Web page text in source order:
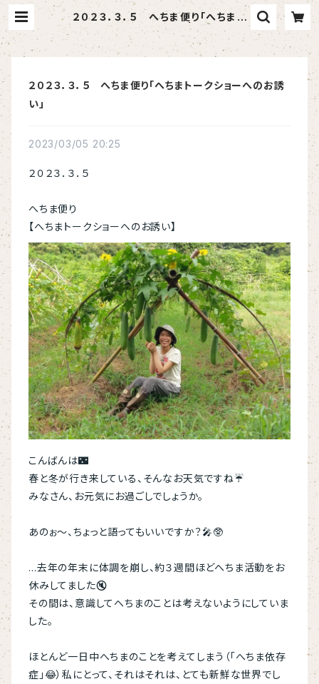
２０２３．３．５ へちま便り「へちまト
ークショーへのお誘い」 | へちま屋さ
はらん
２０２３．３．５ へちま便り「へちまトークショーへのお誘
い」
2023/03/05 20:25
２０２３．３．５
へちま便り
【へちまトークショーへのお誘い】
こんばんは🌃
春と冬が行き来している、そんなお天気ですね☔
みなさん、お元気にお過ごしでしょうか。
あのぉ～、ちょっと語ってもいいですか？🎤🥸
…去年の年末に体調を崩し、約３週間ほどへちま活動をお
休みしてました🔇
その間は、意識してへちまのことは考えないようにしていま
した。
ほとんど一日中へちまのことを考えてしまう（「へちま依存
症」😂）私にとって、それはそれは、とても新鮮な世界でし